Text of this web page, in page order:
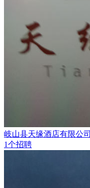
岐山县天缘酒店有限公司
1个招聘